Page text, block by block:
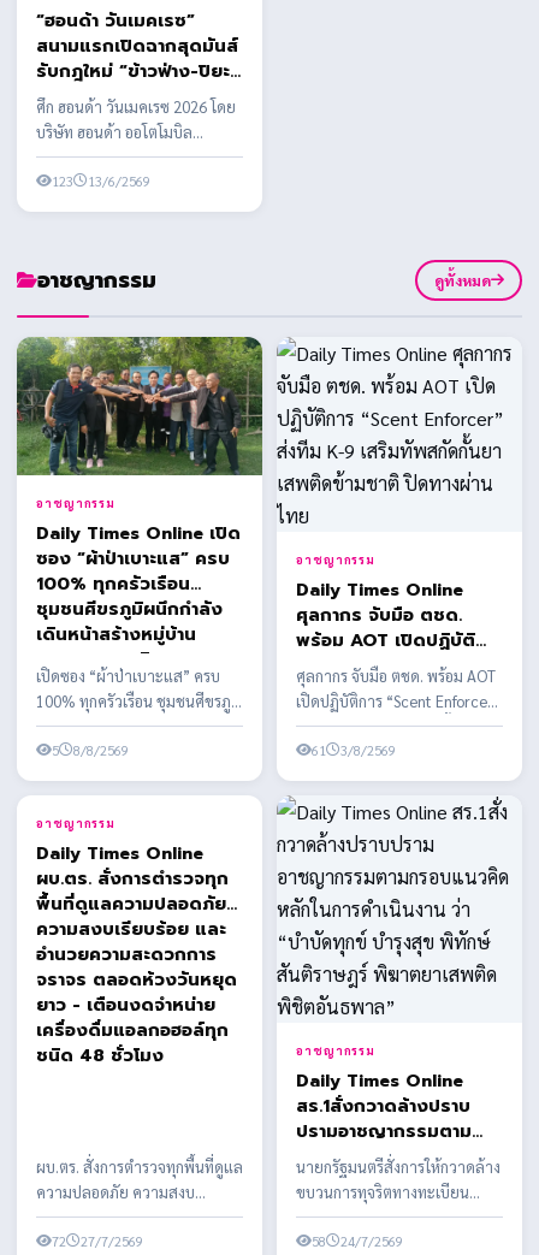
“ฮอนด้า วันเมคเรซ”
สนามแรกเปิดฉากสุดมันส์
รับกฎใหม่ “ข้าวฟ่าง-ปิยะ
วดี” ควง “โอ๋-อานนท์”
คว้าดับเบิ้ลแชมป์
ศึก ฮอนด้า วันเมคเรซ 2026 โดย
บริษัท ฮอนด้า ออโตโมบิล
(ประเทศไทย) จำกัด ร่วมกับ
บริษัท กรังด์ปรีซ์ ...
123 13/6/2569
อาชญากรรม ดูทั้งหมด
อาชญากรรม
Daily Times Online เปิด
ซอง “ผ้าป่าเบาะแส” ครบ
100% ทุกครัวเรือน
ชุมชนศีขรภูมิผนึกกำลัง
เดินหน้าสร้างหมู่บ้าน
ปลอดยาเสพติด
เปิดซอง “ผ้าป่าเบาะแส” ครบ
100% ทุกครัวเรือน ชุมชนศีขรภูมิ
ผนึกกำลังเดินหน้าสร้างหมู่บ้าน
ปลอดยาเสพติด
5 8/8/2569
อาชญากรรม
Daily Times Online
ศุลกากร จับมือ ตชด.
พร้อม AOT เปิดปฏิบัติ
การ “Scent Enforcer”
ส่งทีม K-9 เสริมทัพสกัด
กั้นยาเสพติดข้ามชาติ ปิด
ทางผ่านไทย
ศุลกากร จับมือ ตชด. พร้อม AOT
เปิดปฏิบัติการ “Scent Enforcer”
ส่งทีม K-9 เสริมทัพสกัดกั้นยาเสพ
ติดข้า...
61 3/8/2569
อาชญากรรม
Daily Times Online
อำนวยความสะดวกการ
จราจร ตลอดห้วงวันหยุด
ยาว - เตือนงดจำหน่าย
เครื่องดื่มแอลกอฮอล์ทุก
ผบ.ตร. สั่งการตำรวจทุกพื้นที่ดูแล
ความปลอดภัย ความสงบ
เรียบร้อย และอำนวยความ
สะดวกการจราจร ตลอดห้วงวัน
72 27/7/2569
อาชญากรรม
Daily Times Online
สร.1สั่งกวาดล้างปราบ
ปรามอาชญากรรมตาม
กรอบแนวคิดหลักในการ
ดำเนินงาน ว่า “บำบัดทุกข์
บำรุงสุข พิทักษ์
สันติราษฎร์ พิฆาตยาเสพ
นายกรัฐมนตรีสั่งการให้กวาดล้าง
ขบวนการทุจริตทางทะเบียน
ราษฎร อย่างจริงจัง เด็ดขาด และ
เป็นระบบ ผบ.ตร. ...
58 24/7/2569